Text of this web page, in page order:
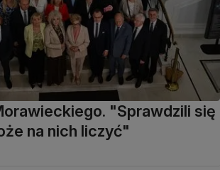
"Sprawdzili się
na nich liczyć"